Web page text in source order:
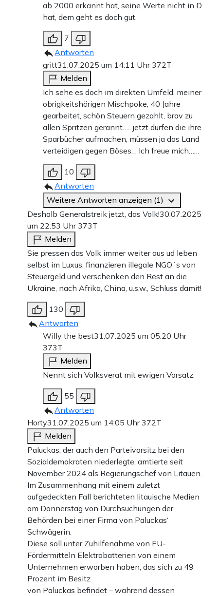
ab 2000 erkannt hat, seine Werte nicht in D
hat, dem geht es doch gut.
7
Antworten
gritt31.07.2025 um 14:11 Uhr372T
Melden
Ich sehe es doch im direkten Umfeld, meiner
obrigkeitshörigen Mischpoke, 40 Jahre
gearbeitet, schön Steuern gezahlt, brav zu
allen Spritzen gerannt….. jetzt dürfen die ihre
Sparbücher aufmachen, müssen ja das Land
verteidigen gegen Böses… Ich freue mich……
10
Antworten
Weitere Antworten anzeigen (1)
Deshalb Generalstreik jetzt, das Volk!30.07.2025
um 22:53 Uhr373T
Melden
Sie pressen das Volk immer weiter aus ud leben
selbst im Luxus, finanzieren illegale NGO´s von
Steuergeld und verschenken den Rest an die
Ukraine, nach Afrika, China, u.s.w., Schluss damit!
130
Antworten
Willy the best31.07.2025 um 05:20 Uhr
373T
Melden
Nennt sich Volksverat mit ewigen Vorsatz.
55
Antworten
Horty31.07.2025 um 14:05 Uhr372T
Melden
Paluckas, der auch den Parteivorsitz bei den
Sozialdemokraten niederlegte, amtierte seit
November 2024 als Regierungschef von Litauen.
Im Zusammenhang mit einem zuletzt
aufgedeckten Fall berichteten litauische Medien
am Donnerstag von Durchsuchungen der
Behörden bei einer Firma von Paluckas‘
Schwägerin.
Diese soll unter Zuhilfenahme von EU-
Fördermitteln Elektrobatterien von einem
Unternehmen erworben haben, das sich zu 49
Prozent im Besitz
von Paluckas befindet – während dessen